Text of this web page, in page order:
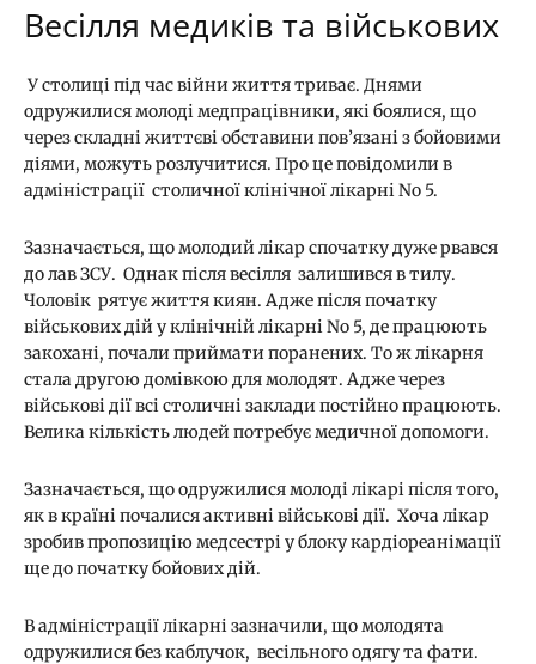
Весілля медиків та військових
У столиці під час війни життя триває. Днями
одружилися молоді медпрацівники, які боялися, що
через складні життєві обставини пов’язані з бойовими
діями, можуть розлучитися. Про це повідомили в
адміністрації столичної клінічної лікарні No 5.
Зазначається, що молодий лікар спочатку дуже рвався
до лав ЗСУ. Однак після весілля залишився в тилу.
Чоловік рятує життя киян. Адже після початку
військових дій у клінічній лікарні No 5, де працюють
закохані, почали приймати поранених. То ж лікарня
стала другою домівкою для молодят. Адже через
військові дії всі столичні заклади постійно працюють.
Велика кількість людей потребує медичної допомоги.
Зазначається, що одружилися молоді лікарі після того,
як в країні почалися активні військові дії. Хоча лікар
зробив пропозицію медсестрі у блоку кардіореанімації
ще до початку бойових дій.
В адміністрації лікарні зазначили, що молодята
одружилися без каблучок, весільного одягу та фати.